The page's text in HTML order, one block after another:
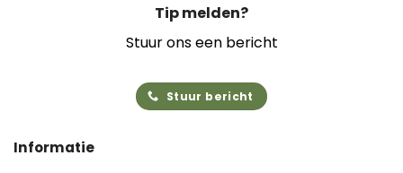
Informatie
Tip melden?
Stuur ons een bericht
Stuur bericht